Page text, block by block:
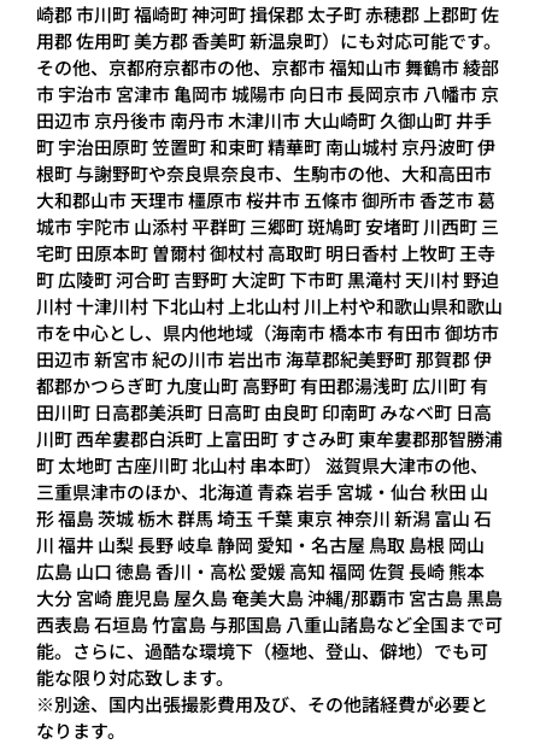
崎郡 市川町 福崎町 神河町 揖保郡 太子町 赤穂郡 上郡町 佐
用郡 佐用町 美方郡 香美町 新温泉町）にも対応可能です。
その他、京都府京都市の他、京都市 福知山市 舞鶴市 綾部
市 宇治市 宮津市 亀岡市 城陽市 向日市 長岡京市 八幡市 京
田辺市 京丹後市 南丹市 木津川市 大山崎町 久御山町 井手
町 宇治田原町 笠置町 和束町 精華町 南山城村 京丹波町 伊
根町 与謝野町や奈良県奈良市、生駒市の他、大和高田市
大和郡山市 天理市 橿原市 桜井市 五條市 御所市 香芝市 葛
城市 宇陀市 山添村 平群町 三郷町 斑鳩町 安堵町 川西町 三
宅町 田原本町 曽爾村 御杖村 高取町 明日香村 上牧町 王寺
町 広陵町 河合町 吉野町 大淀町 下市町 黒滝村 天川村 野迫
川村 十津川村 下北山村 上北山村 川上村や和歌山県和歌山
市を中心とし、県内他地域（海南市 橋本市 有田市 御坊市
田辺市 新宮市 紀の川市 岩出市 海草郡紀美野町 那賀郡 伊
都郡かつらぎ町 九度山町 高野町 有田郡湯浅町 広川町 有
田川町 日高郡美浜町 日高町 由良町 印南町 みなべ町 日高
川町 西牟婁郡白浜町 上富田町 すさみ町 東牟婁郡那智勝浦
町 太地町 古座川町 北山村 串本町） 滋賀県大津市の他、
三重県津市のほか、北海道 青森 岩手 宮城・仙台 秋田 山
形 福島 茨城 栃木 群馬 埼玉 千葉 東京 神奈川 新潟 富山 石
川 福井 山梨 長野 岐阜 静岡 愛知・名古屋 鳥取 島根 岡山
広島 山口 徳島 香川・高松 愛媛 高知 福岡 佐賀 長崎 熊本
大分 宮崎 鹿児島 屋久島 奄美大島 沖縄/那覇市 宮古島 黒島
西表島 石垣島 竹富島 与那国島 八重山諸島など全国まで可
能。さらに、過酷な環境下（極地、登山、僻地）でも可
能な限り対応致します。
※別途、国内出張撮影費用及び、その他諸経費が必要と
なります。